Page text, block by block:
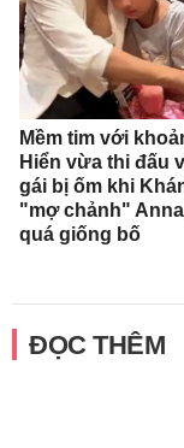
Mềm tim với
Hiển vừa thi đấu
gái bị ốm khi
"mợ chảnh"
quá giống bố
ĐỌC THÊM